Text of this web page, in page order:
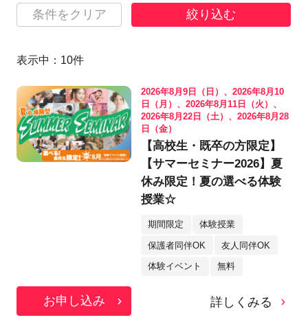
条件をクリア 絞り込む
表示中： 10件
2026年8月9日（日）、2026年8月10
日（月）、2026年8月11日（火）、
2026年8月22日（土）、2026年8月28
日（金）
【高校生・既卒の方限定】
【サマーセミナー2026】夏
休み限定！夏の選べる体験
授業☆
期間限定 体験授業
保護者同伴OK 友人同伴OK
体験イベント 無料
お申し込み 詳しくみる